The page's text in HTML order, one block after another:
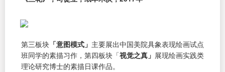
第三板块 「意图模式」 主要展出中国美院具象表现绘画试点
班同学的素描习作，第四板块「视觉之真」 展现绘画实践类
理论研究博士的素描日课作品。